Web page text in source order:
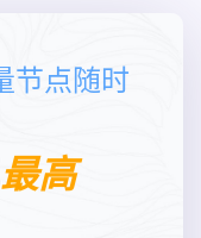
节点随时
最高